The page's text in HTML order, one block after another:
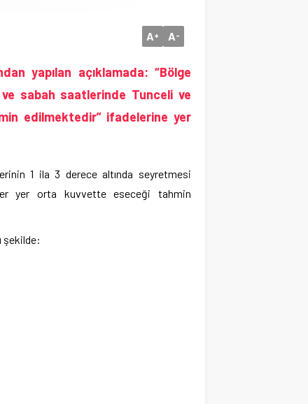
A+ A-
yapılan açıklamada: “Bölge
sabah saatlerinde Tunceli ve
edilmektedir” ifadelerine yer
1 ila 3 derece altında seyretmesi
yer orta kuvvette eseceği tahmin
şekilde: